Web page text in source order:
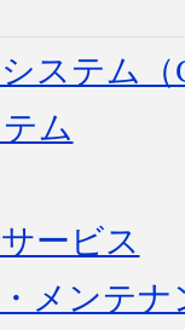
ステム（
ム
ービス
メンテナ